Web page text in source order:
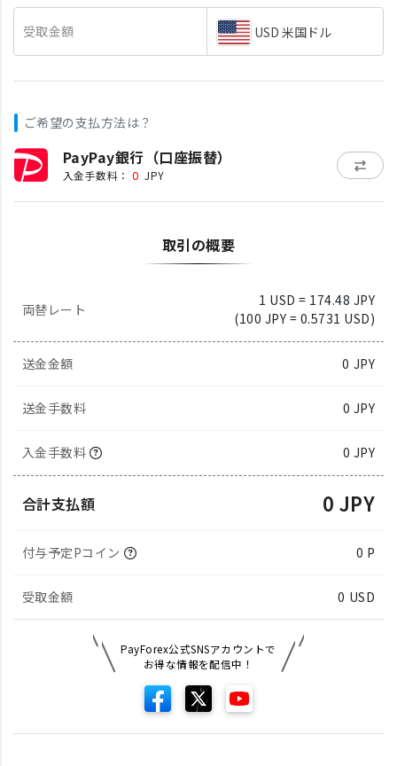
受取金額 USD 米国ドル
ご希望の支払方法は？
PayPay銀行（口座振替）
入金手数料： 0 JPY
取引の概要
両替レート
1 USD = 174.48 JPY
(100 JPY = 0.5731 USD)
送金金額 0 JPY
送金手数料 0 JPY
入金手数料 0 JPY
合計支払額 0 JPY
付与予定Pコイン 0 P
受取金額 0 USD
PayForex公式SNSアカウントで
お得な情報を配信中！